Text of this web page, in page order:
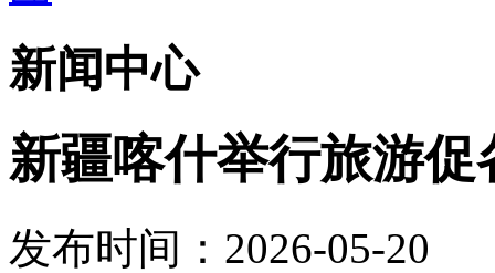
新闻中心
新疆喀什举行旅游
发布时间：2026-05-20